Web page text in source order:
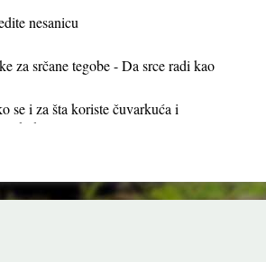
nesanicu
za srčane tegobe - Da srce radi kao
se i za šta koriste čuvarkuća i
koka?